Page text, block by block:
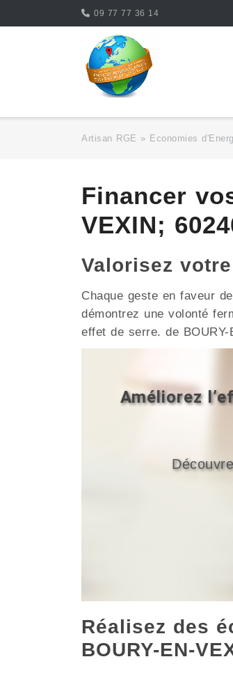
09 77 77 36 14
Artisan RGE » Economies
Financer
VEXIN;
Valorisez
Chaque geste en faveur
démontrez une volonté
effet de serre. de
Améliorez
Réalisez des
BOURY-EN-